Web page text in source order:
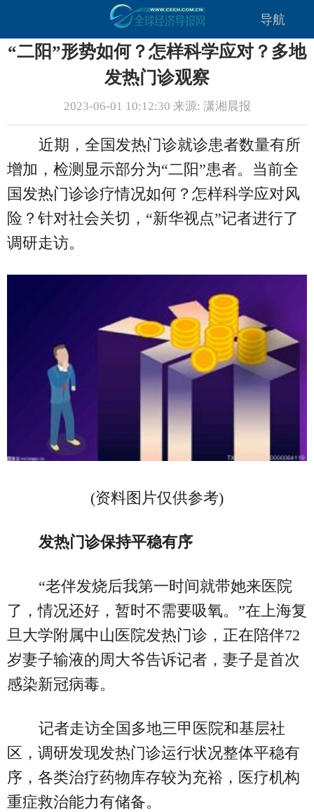
导航
“二阳”形势如何？怎样科学应对？多地
发热门诊观察
2023-06-01 10:12:30 来源: 潇湘晨报
近期，全国发热门诊就诊患者数量有所
增加，检测显示部分为“二阳”患者。当前全
国发热门诊诊疗情况如何？怎样科学应对风
险？针对社会关切，“新华视点”记者进行了
调研走访。
(资料图片仅供参考)
发热门诊保持平稳有序
“老伴发烧后我第一时间就带她来医院
了，情况还好，暂时不需要吸氧。”在上海复
旦大学附属中山医院发热门诊，正在陪伴72
岁妻子输液的周大爷告诉记者，妻子是首次
感染新冠病毒。
记者走访全国多地三甲医院和基层社
区，调研发现发热门诊运行状况整体平稳有
序，各类治疗药物库存较为充裕，医疗机构
重症救治能力有储备。